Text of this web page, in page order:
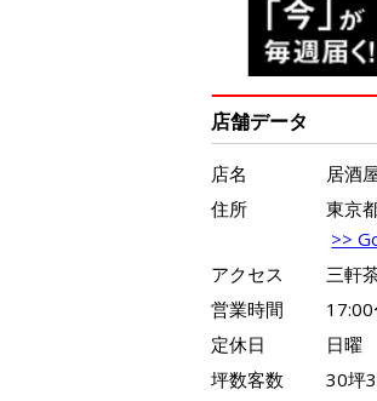
店舗データ
店名
居酒
住所
東京
>>
アクセス
三軒
営業時間
17:00
定休日
日曜
坪数客数
30坪